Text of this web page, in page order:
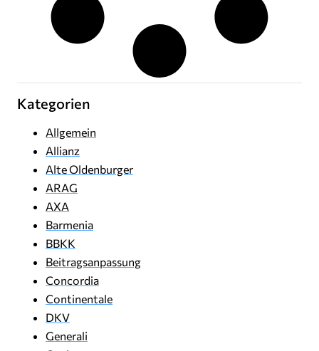
Kategorien
Allgemein
Allianz
Alte Oldenburger
ARAG
AXA
Barmenia
BBKK
Beitragsanpassung
Concordia
Continentale
DKV
Generali